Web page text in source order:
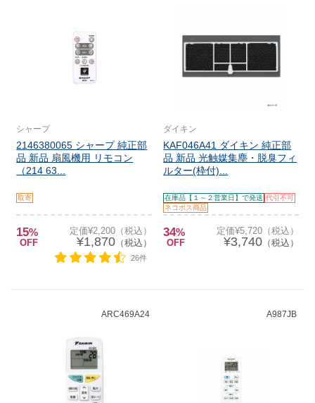
シャープ
2146380065 シャープ 純正部
品 新品 扇風機用 リモコン
（214 63...
取寄
15%
OFF
定価¥2,200（税込）
¥1,870（税込）
26件
ダイキン
KAF046A41 ダイキン 純正部
品 新品 光触媒集塵・脱臭フィ
ルター(枠付)...
在庫品【１～２営業日】で発送 代引不可
ネコポス商品
34%
OFF
定価¥5,720（税込）
¥3,740（税込）
ARC469A24 A987JB